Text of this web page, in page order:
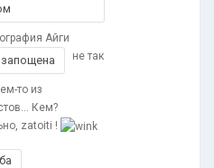
Айги
не так
то из
Кем?
zatoiti !